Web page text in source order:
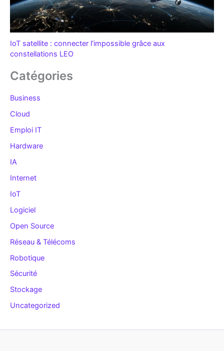
IoT satellite : connecter l’impossible grâce aux
constellations LEO
Catégories
Business
Cloud
Emploi IT
Hardware
IA
Internet
IoT
Logiciel
Open Source
Réseau & Télécoms
Robotique
Sécurité
Stockage
Uncategorized